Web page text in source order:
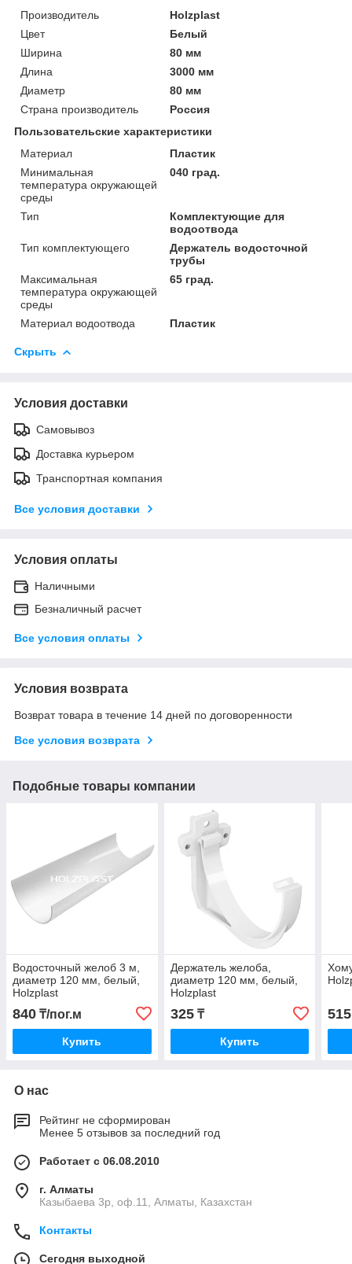
Производитель
Holzplast
Цвет
Белый
Ширина
80 мм
Длина
3000 мм
Диаметр
80 мм
Страна производитель
Россия
Пользовательские характеристики
Материал
Пластик
Минимальная
температура окружающей
среды
040 град.
Тип
Комплектующие для
водоотвода
Тип комплектующего
Держатель водосточной
трубы
Максимальная
температура окружающей
среды
65 град.
Материал водоотвода Пластик
Скрыть
Условия доставки
Самовывоз
Доставка курьером
Транспортная компания
Все условия доставки
Условия оплаты
Наличными
Безналичный расчет
Все условия оплаты
Условия возврата
Возврат товара в течение 14 дней по договоренности
Все условия возврата
Подобные товары компании
Водосточный желоб 3 м,
диаметр 120 мм, белый,
Holzplast
840 ₸/пог.м
Купить
Держатель желоба,
диаметр 120 мм, белый,
Holzplast
325₸
Купить
515
О нас
Рейтинг не сформирован
Менее 5 отзывов за последний год
Работает с 06.08.2010
г. Алматы
Казыбаева 3р, оф.11, Алматы, Казахстан
Контакты
Сегодня выходной